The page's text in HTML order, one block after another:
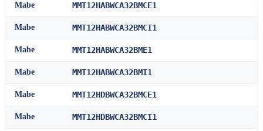
Mabe MMT12HABWCA32BMCE1
Mabe MMT12HABWCA32BMCI1
Mabe MMT12HABWCA32BME1
Mabe MMT12HABWCA32BMI1
Mabe MMT12HDBWCA32BMCE1
Mabe MMT12HDBWCA32BMCI1